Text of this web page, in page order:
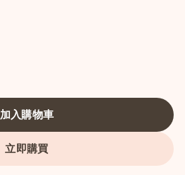
加入購物車
立即購買